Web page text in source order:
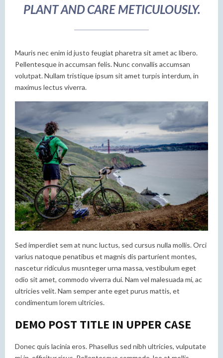
PLANT AND CARE METICULOUSLY.
Mauris nec enim id justo feugiat pharetra sit amet ac libero.
Pellentesque in accumsan felis. Nunc convallis accumsan
volutpat. Nullam tristique ipsum sit amet turpis interdum, in
maximus lectus viverra.
Sed imperdiet sem at nunc luctus, sed cursus nulla mollis. Orci
varius natoque penatibus et magnis dis parturient montes,
nascetur ridiculus musnteger urna massa, vestibulum eget
odio sit amet, commodo viverra dui. Nam vel malesuada mi, ac
ultricies velit. Nam semper ante eget purus mattis, et
condimentum lorem ultricies.
DEMO POST TITLE IN UPPER CASE
Donec quis lacinia eros. Phasellus sed nibh ultricies, vulputate